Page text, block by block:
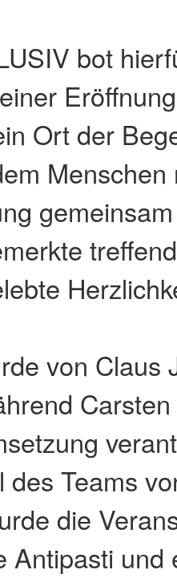
bot
Ort der
von Claus
des Teams
die
Antipasti und